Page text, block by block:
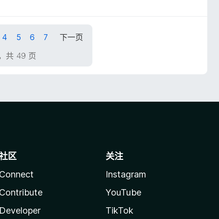
4 5 6 7
下一页
共 49 页
区
关注
Instagram
YouTube
TikTok